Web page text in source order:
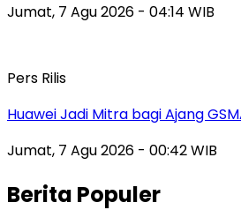
Jumat, 7 Agu 2026 - 04:14 WIB
Pers Rilis
Huawei Jadi Mitra bagi Ajang
Jumat, 7 Agu 2026 - 00:42 WIB
Berita Populer